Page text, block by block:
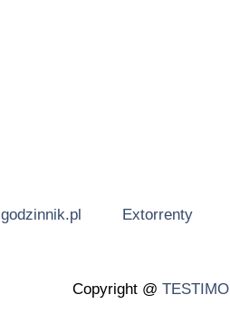
godzinnik.pl Extorrenty
Copyright @ TESTIMO